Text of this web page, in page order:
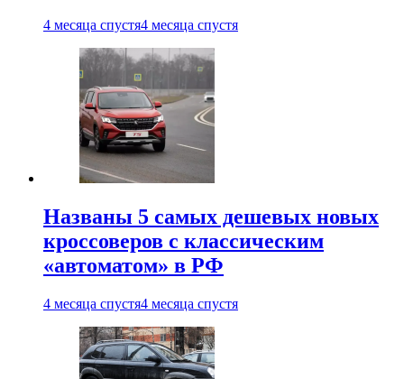
4 месяца спустя4 месяца спустя
Названы 5 самых дешевых новых
кроссоверов с классическим
«автоматом» в РФ
4 месяца спустя4 месяца спустя